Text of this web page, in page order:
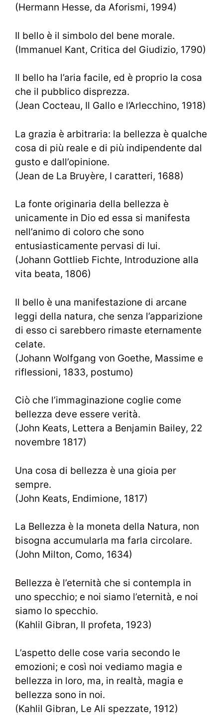
(Hermann Hesse, da Aforismi, 1994)
Il bello è il simbolo del bene morale.
(Immanuel Kant, Critica del Giudizio, 1790)
Il bello ha l’aria facile, ed è proprio la cosa
che il pubblico disprezza.
(Jean Cocteau, Il Gallo e l’Arlecchino, 1918)
La grazia è arbitraria: la bellezza è qualche
cosa di più reale e di più indipendente dal
gusto e dall’opinione.
(Jean de La Bruyère, I caratteri, 1688)
La fonte originaria della bellezza è
unicamente in Dio ed essa si manifesta
nell’animo di coloro che sono
entusiasticamente pervasi di lui.
(Johann Gottlieb Fichte, Introduzione alla
vita beata, 1806)
Il bello è una manifestazione di arcane
leggi della natura, che senza l’apparizione
di esso ci sarebbero rimaste eternamente
celate.
(Johann Wolfgang von Goethe, Massime e
riflessioni, 1833, postumo)
Ciò che l’immaginazione coglie come
bellezza deve essere verità.
(John Keats, Lettera a Benjamin Bailey, 22
novembre 1817)
Una cosa di bellezza è una gioia per
sempre.
(John Keats, Endimione, 1817)
La Bellezza è la moneta della Natura, non
bisogna accumularla ma farla circolare.
(John Milton, Como, 1634)
Bellezza è l’eternità che si contempla in
uno specchio; e noi siamo l’eternità, e noi
siamo lo specchio.
(Kahlil Gibran, Il profeta, 1923)
L’aspetto delle cose varia secondo le
emozioni; e così noi vediamo magia e
bellezza in loro, ma, in realtà, magia e
bellezza sono in noi.
(Kahlil Gibran, Le Ali spezzate, 1912)